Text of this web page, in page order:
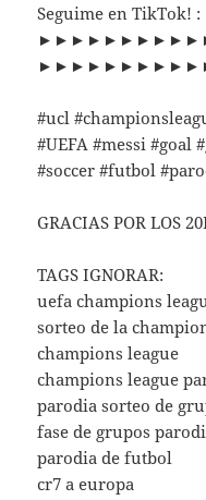
Seguime en TikTok! :
#ucl
#UEFA #messi #goal
#soccer #futbol
GRACIAS POR LOS
TAGS IGNORAR:
uefa champions
sorteo de la
champions league
champions league
parodia sorteo de
fase de grupos
parodia de futbol
cr7 a europa